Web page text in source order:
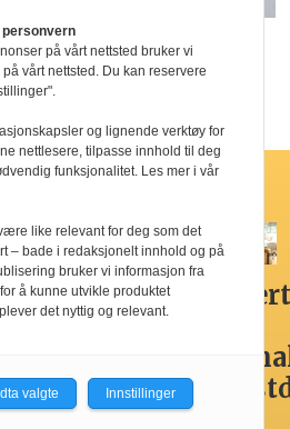
lanseres i
Godt,
spennende,
ikke
best i
personvern
på vårt nettsted bruker vi
vårt nettsted. Du kan reservere
og lignende verktøy for
nettlesere, tilpasse innhold til deg
funksjonalitet. Les mer i vår
like relevant for deg som det
– bade i redaksjonelt innhold og på
bruker vi informasjon fra
å kunne utvikle produktet
det nyttig og relevant.
valgte Innstillinger